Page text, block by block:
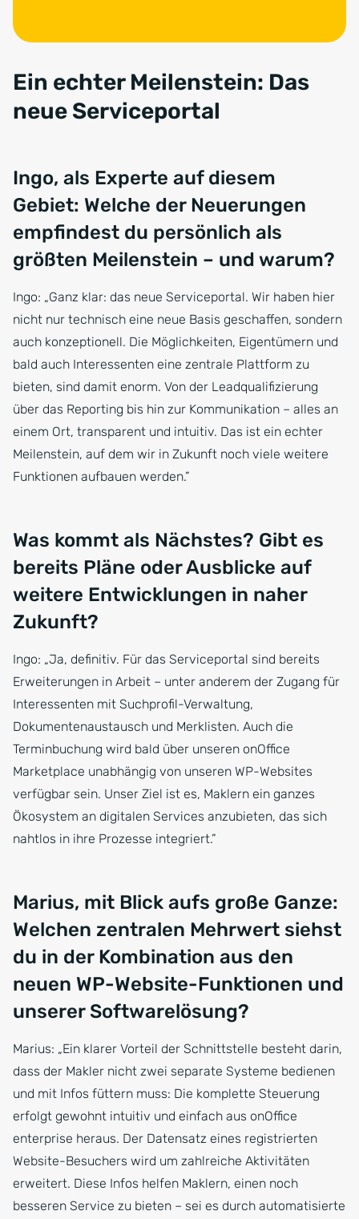
Ein echter Meilenstein: Das
neue Serviceportal
Ingo, als Experte auf diesem
Gebiet: Welche der Neuerungen
empfindest du persönlich als
größten Meilenstein – und warum?
Ingo: „Ganz klar: das neue Serviceportal. Wir haben hier
nicht nur technisch eine neue Basis geschaffen, sondern
auch konzeptionell. Die Möglichkeiten, Eigentümern und
bald auch Interessenten eine zentrale Plattform zu
bieten, sind damit enorm. Von der Leadqualifizierung
über das Reporting bis hin zur Kommunikation – alles an
einem Ort, transparent und intuitiv. Das ist ein echter
Meilenstein, auf dem wir in Zukunft noch viele weitere
Funktionen aufbauen werden.”
Was kommt als Nächstes? Gibt es
bereits Pläne oder Ausblicke auf
weitere Entwicklungen in naher
Zukunft?
Ingo: „Ja, definitiv. Für das Serviceportal sind bereits
Erweiterungen in Arbeit – unter anderem der Zugang für
Interessenten mit Suchprofil-Verwaltung,
Dokumentenaustausch und Merklisten. Auch die
Terminbuchung wird bald über unseren onOffice
Marketplace unabhängig von unseren WP-Websites
verfügbar sein. Unser Ziel ist es, Maklern ein ganzes
Ökosystem an digitalen Services anzubieten, das sich
nahtlos in ihre Prozesse integriert.”
Marius, mit Blick aufs große Ganze:
Welchen zentralen Mehrwert siehst
du in der Kombination aus den
neuen WP-Website-Funktionen und
unserer Softwarelösung?
Marius: „Ein klarer Vorteil der Schnittstelle besteht darin,
dass der Makler nicht zwei separate Systeme bedienen
und mit Infos füttern muss: Die komplette Steuerung
erfolgt gewohnt intuitiv und einfach aus onOffice
enterprise heraus. Der Datensatz eines registrierten
Website-Besuchers wird um zahlreiche Aktivitäten
erweitert. Diese Infos helfen Maklern, einen noch
besseren Service zu bieten – sei es durch automatisierte